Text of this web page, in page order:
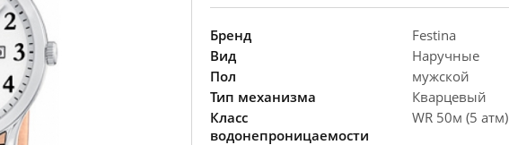
Бренд
Festina
Вид
Наручные
Пол
мужской
Тип механизма
Кварцевый
Класс
водонепроницаемости
WR 50м (5 атм)